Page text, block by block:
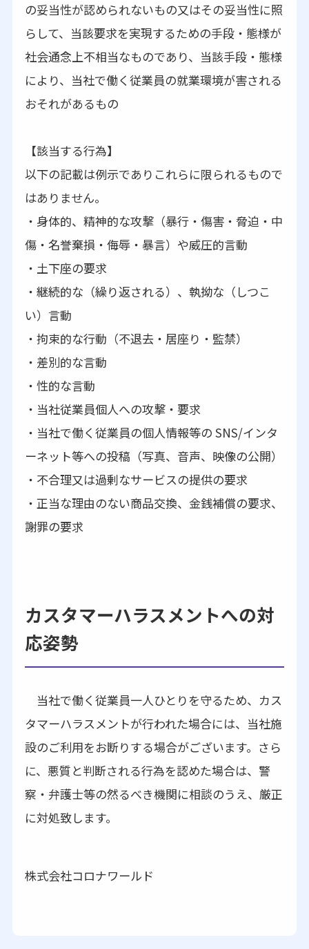
の妥当性が認められないもの又はその妥当性に照
らして、当該要求を実現するための手段・態様が
社会通念上不相当なものであり、当該手段・態様
により、当社で働く従業員の就業環境が害される
おそれがあるもの
【該当する行為】
以下の記載は例示でありこれらに限られるもので
はありません。
・身体的、精神的な攻撃（暴行・傷害・脅迫・中
傷・名誉棄損・侮辱・暴言）や威圧的言動
・土下座の要求
・継続的な（繰り返される）、執拗な（しつこ
い）言動
・拘束的な行動（不退去・居座り・監禁）
・差別的な言動
・性的な言動
・当社従業員個人への攻撃・要求
・当社で働く従業員の個人情報等の SNS/インタ
ーネット等への投稿（写真、音声、映像の公開）
・不合理又は過剰なサービスの提供の要求
・正当な理由のない商品交換、金銭補償の要求、
謝罪の要求
カスタマーハラスメントへの対
応姿勢
当社で働く従業員一人ひとりを守るため、カス
タマーハラスメントが行われた場合には、当社施
設のご利用をお断りする場合がございます。さら
に、悪質と判断される行為を認めた場合は、警
察・弁護士等の然るべき機関に相談のうえ、厳正
に対処致します。
株式会社コロナワールド